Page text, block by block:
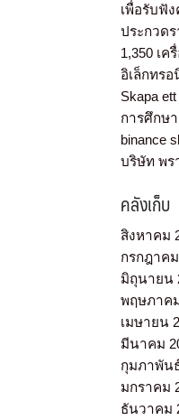
เพื่อรับฟั
ประกวด
1,350 เค
อิเล็กทรอ
Skapa
การศึกษ
binance
บริษัท พร
คลังเก็บ
สิงหาคม
กรกฎาค
มิถุนายน
พฤษภาค
เมษายน
มีนาคม
กุมภาพัน
มกราคม
ธันวาคม